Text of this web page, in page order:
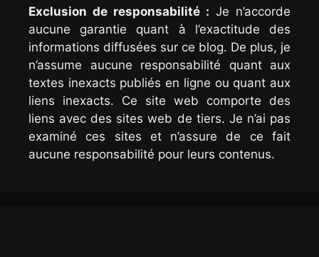
Exclusion de responsabilité : Je n’accorde
aucune garantie quant à l’exactitude des
informations diffusées sur ce blog. De plus, je
n’assume aucune responsabilité quant aux
textes inexacts publiés en ligne ou quant aux
liens inexacts. Ce site web comporte des
liens avec des sites web de tiers. Je n’ai pas
examiné ces sites et n’assure de ce fait
aucune responsabilité pour leurs contenus.